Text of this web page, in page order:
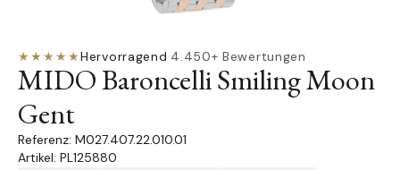
★★★★★Hervorragend·4.450+ Bewertungen
MIDO Baroncelli Smiling Moon
Gent
M027.407.22.010.01
Artikel: PL125880